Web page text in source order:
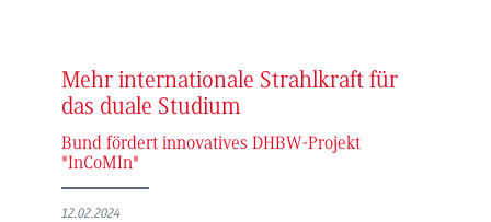
Mehr internationale Strahlkraft für
das duale Studium
Bund fördert innovatives DHBW-Projekt
"InCoMIn"
12.02.2024